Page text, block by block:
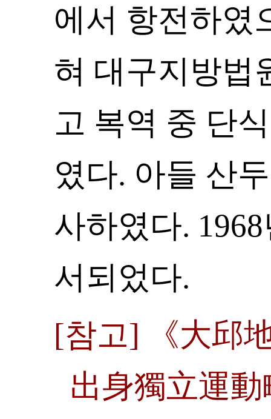
에서 항전하였
혀 대구지방법
고 복역 중 단
였다. 아들 산
사하였다.
서되었다.
[참고] 《大邱
出身獨立運